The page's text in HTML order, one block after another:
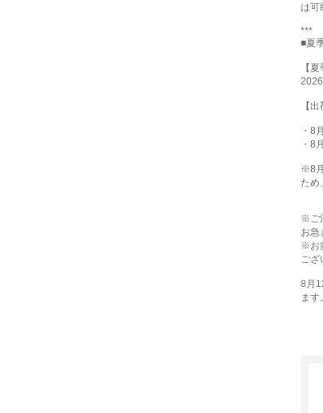
は可
***
■夏
【
【
・8
・8
※8
ため
※ご
お急
※お
ござ
8月
ます。